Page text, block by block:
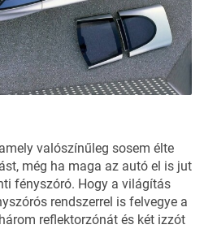
valószínűleg sosem élte
még ha maga az autó el is jut
fényszóró. Hogy a világítás
rendszerrel is felvegye a
reflektorzónát és két izzót